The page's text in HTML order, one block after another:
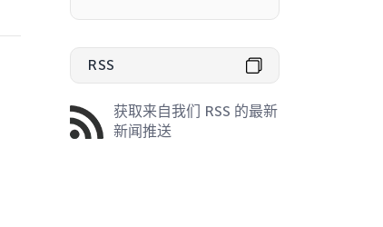
RSS
获取来自我们 RSS 的最新
新闻推送